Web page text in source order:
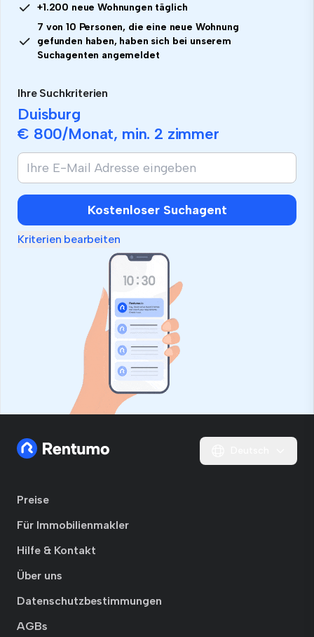
+1.200 neue Wohnungen täglich
7 von 10 Personen, die eine neue Wohnung
gefunden haben, haben sich bei unserem
Suchagenten angemeldet
Ihre Suchkriterien
Duisburg
€ 800/Monat, min. 2 zimmer
Kostenloser Suchagent
Kriterien bearbeiten
Preise
Für Immobilienmakler
Hilfe & Kontakt
Über uns
Datenschutzbestimmungen
AGBs